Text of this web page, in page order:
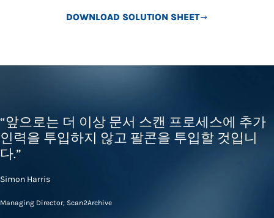
DOWNLOAD SOLUTION SHEET
“앞으로는 더 이상 문서 스캔 프로세스에 추가
인력을 투입하지 않고 팔콘을 투입할 것입니
다.”
Simon Harris
Managing Director, Scan2Archive